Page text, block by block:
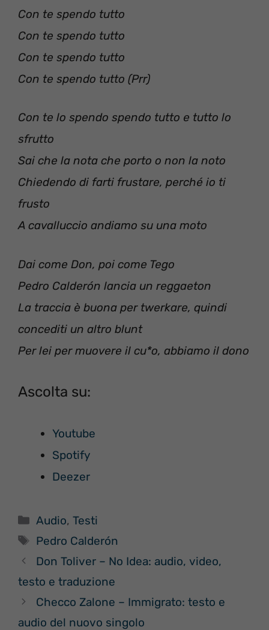
Con te spendo tutto
Con te spendo tutto
Con te spendo tutto
Con te spendo tutto (Prr)
Con te lo spendo spendo tutto e tutto lo
sfrutto
Sai che la nota che porto o non la noto
Chiedendo di farti frustare, perché io ti
frusto
A cavalluccio andiamo su una moto
Dai come Don, poi come Tego
Pedro Calderón lancia un reggaeton
La traccia è buona per twerkare, quindi
concediti un altro blunt
Per lei per muovere il cu*o, abbiamo il dono
Ascolta su:
Youtube
Spotify
Deezer
Categorie
Audio,Testi
Tag
Pedro Calderón
Don Toliver – No Idea: audio, video,
testo e traduzione
Checco Zalone – Immigrato: testo e
audio del nuovo singolo